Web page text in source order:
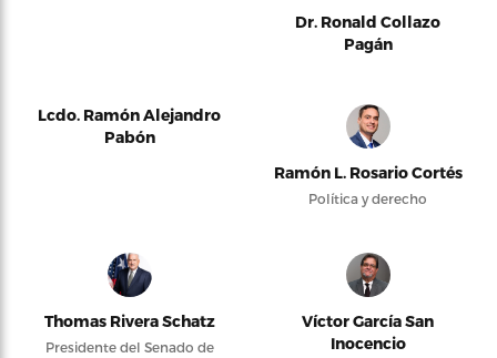
Dr. Ronald Collazo
Pagán
Lcdo. Ramón Alejandro
Pabón
Ramón L. Rosario Cortés
Política y derecho
Thomas Rivera Schatz
Presidente del Senado de
Víctor García San
Inocencio